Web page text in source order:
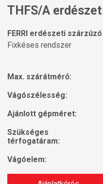
THFS/A
FERRI erdészeti
Fixkéses rendszer
Max. szárátmérő:
Vágószélesség:
Ajánlott gépméret:
Szükséges
térfogatáram:
Vágóelem: